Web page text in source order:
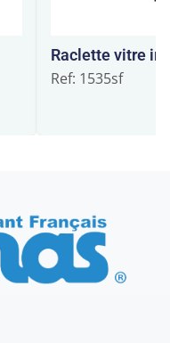
Raclette vitre
Ref: 1535sf